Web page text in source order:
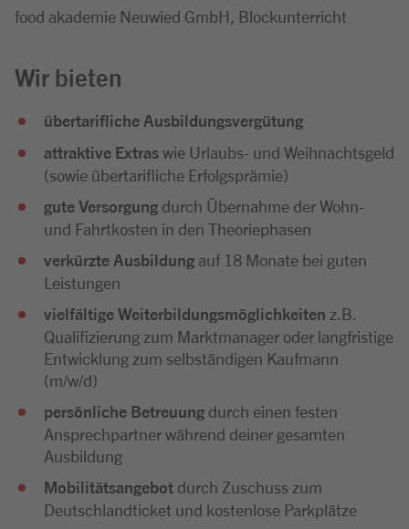
food akademie Neuwied GmbH, Blockunterricht
Wir bieten
übertarifliche Ausbildungsvergütung
attraktive Extraswie Urlaubs- und Weihnachtsgeld
(sowie übertarifliche Erfolgsprämie)
gute Versorgung durch Übernahme der Wohn-
und Fahrtkosten in den Theoriephasen
verkürzte Ausbildung auf 18 Monate bei guten
Leistungen
vielfältige Weiterbildungsmöglichkeiten z.B.
Qualifizierung zum Marktmanager oder langfristige
Entwicklung zum selbständigen Kaufmann
(m/w/d)
persönliche Betreuung durch einen festen
Ansprechpartner während deiner gesamten
Ausbildung
Mobilitätsangebot durch Zuschuss zum
Deutschlandticket und kostenlose Parkplätze